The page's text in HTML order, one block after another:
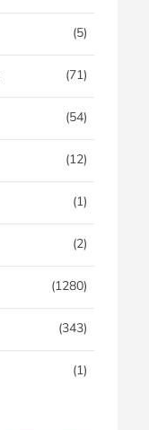
(5)
(71)
(54)
(12)
(1)
(2)
(1280)
(343)
(1)